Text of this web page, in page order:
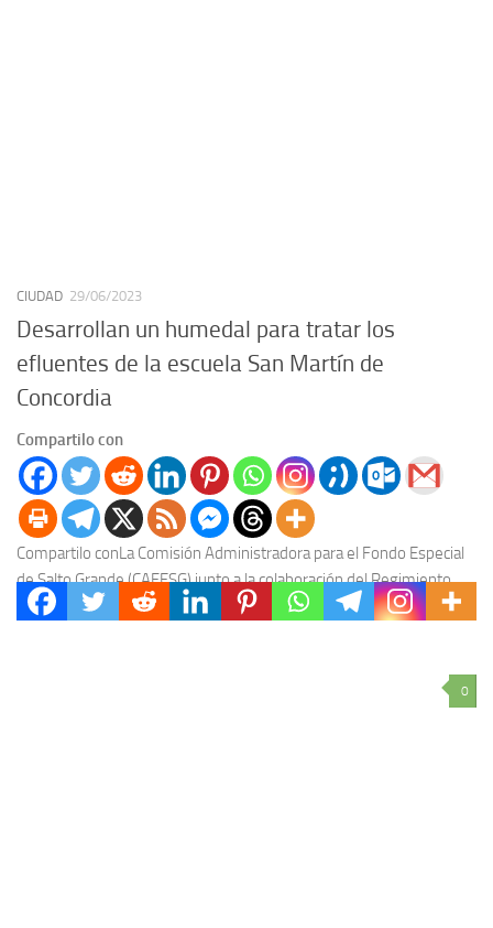
CIUDAD 29/06/2023
Desarrollan un humedal para tratar los
efluentes de la escuela San Martín de
Concordia
Compartilo con
Compartilo conLa Comisión Administradora para el Fondo Especial
de Salto Grande (CAFESG) junto a la colaboración del Regimiento
N°6 y el Ente Descentralizado de Obras...
0